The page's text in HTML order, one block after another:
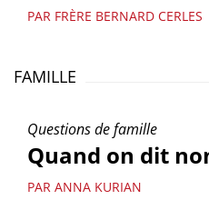
PAR FRÈRE BERNARD CERLES
FAMILLE
Questions de famille
Quand on dit
PAR ANNA KURIAN